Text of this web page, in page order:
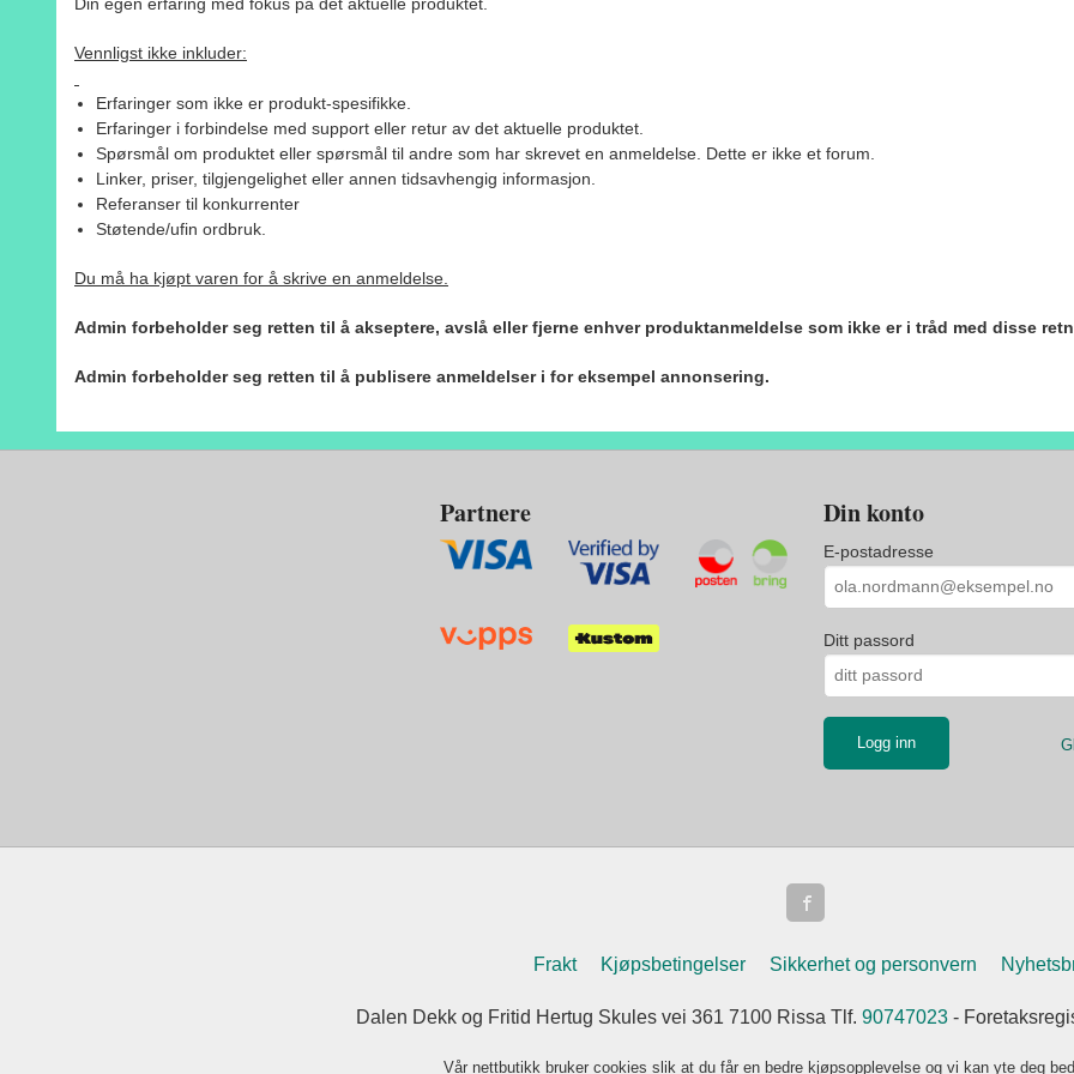
Vennligst ikke inkluder:
Erfaringer som ikke er produkt-spesifikke.
Erfaringer i forbindelse med support eller retur av det aktuelle produktet.
Spørsmål om produktet eller spørsmål til andre som har skrevet en anmeldelse. Dette er ikke et forum.
Linker, priser, tilgjengelighet eller annen tidsavhengig informasjon.
Referanser til konkurrenter
Støtende/ufin ordbruk.
Du må ha kjøpt varen for å skrive en anmeldelse.
Admin forbeholder seg retten til å akseptere, avslå eller fjerne enhver produktanmeldelse som ikke er i tråd med disse
Admin forbeholder seg retten til å publisere anmeldelser i for eksempel annonsering.
Partnere Din konto
E-postadresse
Ditt passord
Frakt Kjøpsbetingelser Sikkerhet og personvern
Dalen Dekk og Fritid Hertug Skules vei 361 7100 Rissa Tlf. 90747023 -
Vår nettbutikk bruker cookies slik at du får en bedre kjøpsopplevelse og vi kan yte deg